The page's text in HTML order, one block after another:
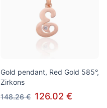
Gold pendant, Red Gold 585°,
Zirkons
148.26 € 126.02 €